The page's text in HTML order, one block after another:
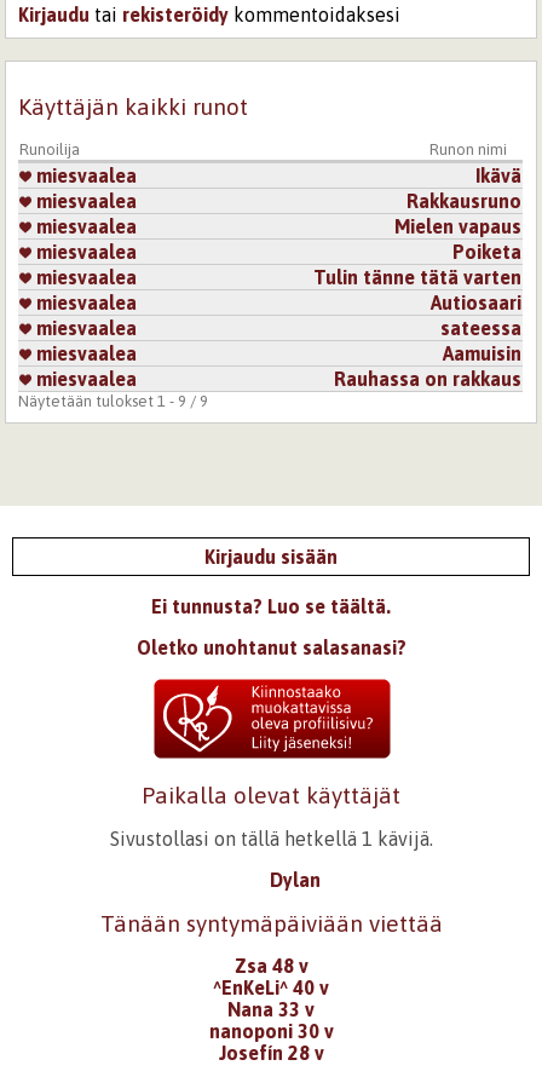
Kirjaudu tai rekisteröidy kommentoidaksesi
Käyttäjän kaikki runot
Runoilija Runon nimi
miesvaalea
Ikävä
miesvaalea
Rakkausruno
miesvaalea
Mielen vapaus
miesvaalea
Poiketa
miesvaalea
Tulin tänne tätä varten
miesvaalea
Autiosaari
miesvaalea
sateessa
miesvaalea
Aamuisin
miesvaalea
Rauhassa on rakkaus
Näytetään tulokset 1 - 9 / 9
Kirjaudu sisään
Ei tunnusta? Luo se täältä.
Oletko unohtanut salasanasi?
Paikalla olevat käyttäjät
Sivustollasi on tällä hetkellä 1 kävijä.
Dylan
Tänään syntymäpäiviään viettää
Zsa 48 v
^EnKeLi^ 40 v
Nana 33 v
nanoponi 30 v
Josefín 28 v